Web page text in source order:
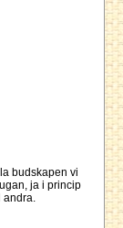
budskapen vi
ja i princip
andra.